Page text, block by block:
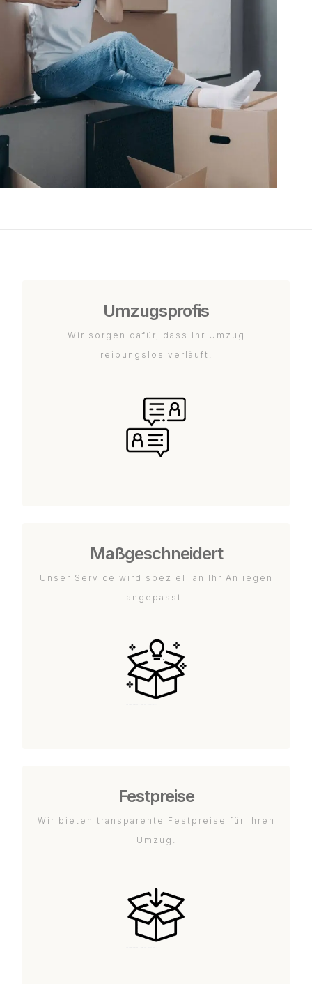
Umzugsprofis
Wir sorgen dafür, dass Ihr Umzug
reibungslos verläuft.
Maßgeschneidert
Unser Service wird speziell an Ihr Anliegen
angepasst.
Festpreise
Wir bieten transparente Festpreise für Ihren
Umzug.